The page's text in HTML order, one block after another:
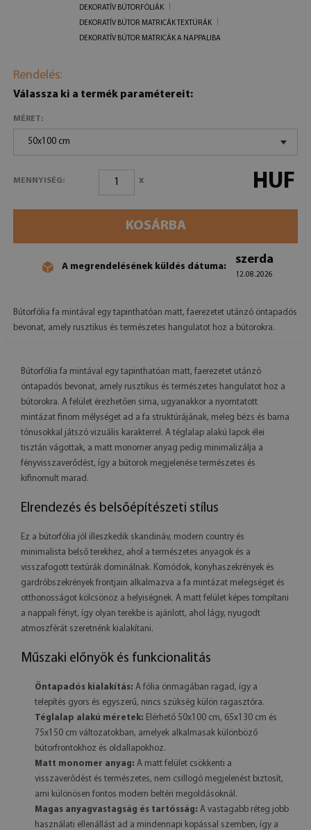
DEKORATÍV BÚTORFÓLIÁK
DEKORATÍV BÚTOR MATRICÁK TEXTÚRÁK
DEKORATÍV BÚTOR MATRICÁK A NAPPALIBA
Rendelés:
Válassza ki a termék paramétereit:
MÉRET:
50x100 cm
MENNYISÉG: x HUF
KOSÁRBA
A megrendelésének küldés dátuma:
szerda
12.08.2026
Bútorfólia fa mintával egy tapinthatóan matt, faerezetet utánzó öntapadós
bevonat, amely rusztikus és természetes hangulatot hoz a bútorokra.
Bútorfólia fa mintával egy tapinthatóan matt, faerezetet utánzó
öntapadós bevonat, amely rusztikus és természetes hangulatot hoz a
bútorokra. A felület érezhetően sima, ugyanakkor a nyomtatott
mintázat finom mélységet ad a fa struktúrájának, meleg bézs és barna
tónusokkal játszó vizuális karakterrel. A téglalap alakú lapok élei
tisztán vágottak, a matt monomer anyag pedig minimalizálja a
fényvisszaverődést, így a bútorok megjelenése természetes és
kifinomult marad.
Elrendezés és belsőépítészeti stílus
Ez a bútorfólia jól illeszkedik skandináv, modern country és
minimalista belső terekhez, ahol a természetes anyagok és a
visszafogott textúrák dominálnak. Komódok, konyhaszekrények és
gardróbszekrények frontjain alkalmazva a fa mintázat melegséget és
otthonosságot kölcsönöz a helyiségnek. A matt felület képes tompítani
a nappali fényt, így olyan terekbe is ajánlott, ahol lágy, nyugodt
atmoszférát szeretnénk kialakítani.
Műszaki előnyök és funkcionalitás
Öntapadós kialakítás: A fólia önmagában ragad, így a
telepítés gyors és egyszerű, nincs szükség külön ragasztóra.
Téglalap alakú méretek: Elérhető 50x100 cm, 65x130 cm és
75x150 cm változatokban, amelyek alkalmasak különböző
bútorfrontokhoz és oldallapokhoz.
Matt monomer anyag: A matt felület csökkenti a
visszaverődést és természetes, nem csillogó megjelenést biztosít,
ami különösen fontos modern beltéri megoldásoknál.
Magas anyagvastagság és tartósság: A vastagabb réteg jobb
használati ellenállást ad a mindennapi kopással szemben, így a